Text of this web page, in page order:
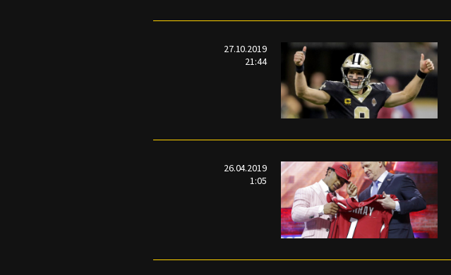
27.10.2019
21:44
26.04.2019
1:05